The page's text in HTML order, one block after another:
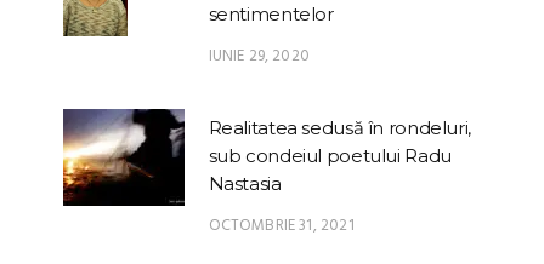
sentimentelor
IUNIE 29, 2020
Realitatea sedusă în rondeluri,
sub condeiul poetului Radu
Nastasia
OCTOMBRIE 31, 2021